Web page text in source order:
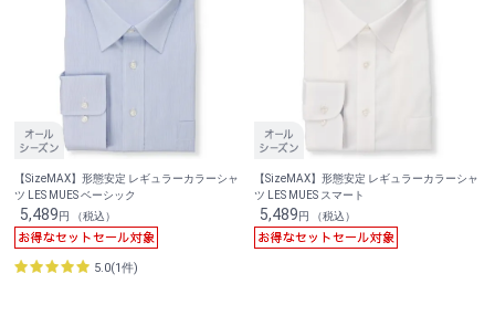
【SizeMAX】形態安定 レギュラーカラーシャ
ツ LES MUES ベーシック
5,489円 （税込）
5.0(1件)
【SizeMAX】形態安定 レギュラーカラーシャ
ツ LES MUES スマート
5,489円 （税込）